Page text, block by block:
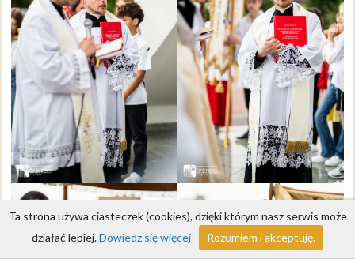
Ta strona używa ciasteczek (cookies), dzięki którym nasz serwis może
działać lepiej.Dowiedz się więcej Rozumiem i akceptuję.